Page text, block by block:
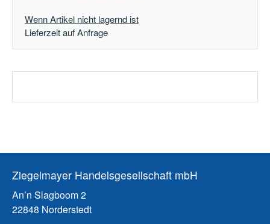
Wenn Artikel nicht lagernd ist
Lieferzeit auf Anfrage
Ziegelmayer Handelsgesellschaft mbH
An’n Slagboom 2
22848 Norderstedt